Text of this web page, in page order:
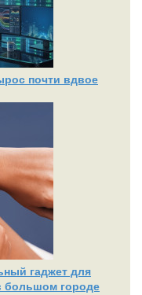
почти вдвое
гаджет для
большом городе